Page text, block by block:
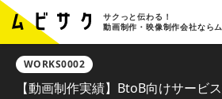
サクっと伝わる！
動画制作・映像制作会社なら
WORKS0002
【動画制作実績】BtoB向けサービ